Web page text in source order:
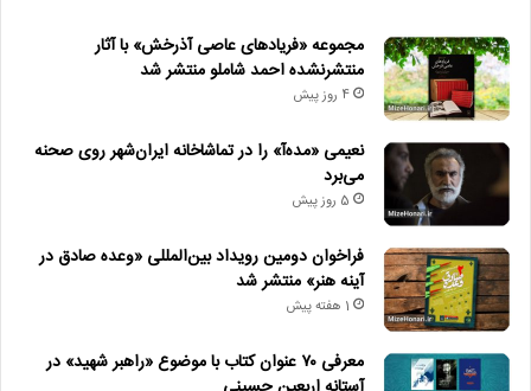
مجموعه «فریادهای عاصی آذرخش» با آثار
منتشرنشده احمد شاملو منتشر شد
4 روز پیش
نعیمی «مده‌آ» را در تماشاخانه ایران‌شهر روی صحنه
می‌برد
5 روز پیش
فراخوان دومین رویداد بین‌المللی «وعده صادق در
آینه هنر» منتشر شد
1 هفته پیش
معرفی ۷۰ عنوان کتاب با موضوع «راهبر شهید» در